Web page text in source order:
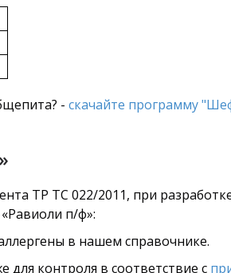
- скачайте программу
ТР ТС 022/2011, при
п/ф»:
в нашем справочнике.
контроля в соответствие с